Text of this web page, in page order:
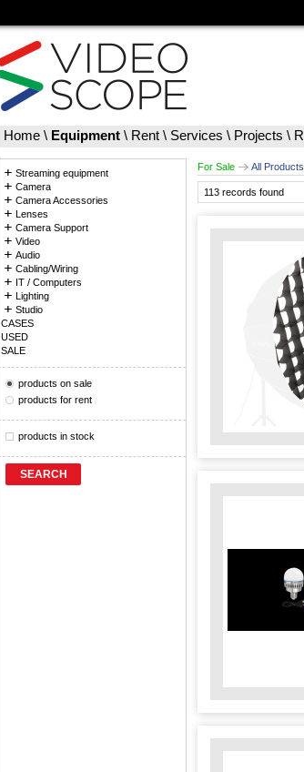
Home \ Equipment \ Rent \ Services \ Projects \
Streaming equipment
Camera
Camera Accessories
Lenses
Camera Support
Video
Audio
Cabling/Wiring
IT / Computers
Lighting
Studio
CASES
USED
SALE
products on sale
products for rent
products in stock
SEARCH
For Sale All Products
113 records found